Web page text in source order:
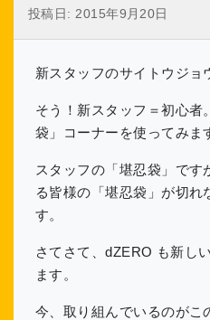
投稿日: 2015年9月20日
新スタッフのサイトウジョ
そう！新スタッフ＝初心者
袋」コーナーを使ってみま
スタッフの「堪忍袋」です
る皆様の「堪忍袋」が切れ
す。
さてさて、dZERO も新し
ます。
今、取り組んでいるのがこ